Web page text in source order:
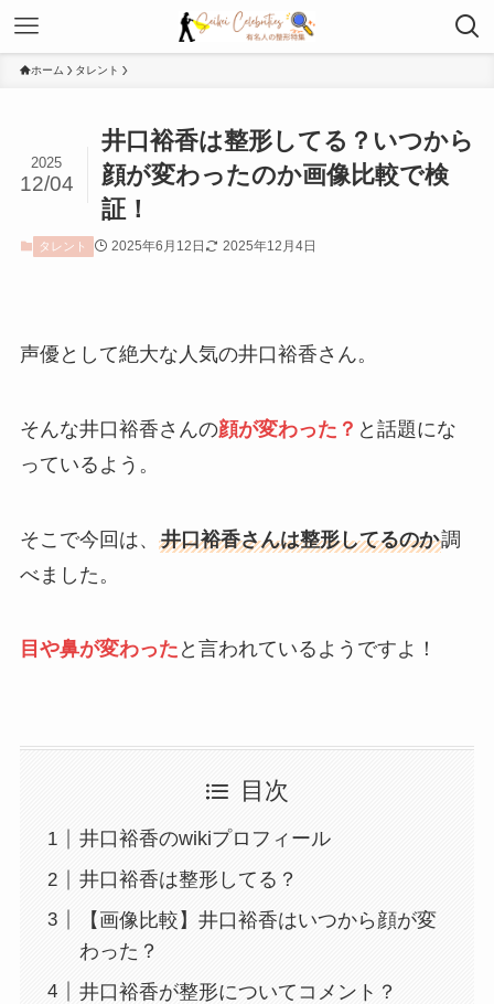
ホーム タレント
井口裕香は整形してる？いつから
顔が変わったのか画像比較で検
証！
2025
12/04
タレント 2025年6月12日 2025年12月4日
声優として絶大な人気の井口裕香さん。
そんな井口裕香さんの顔が変わった？ と話題にな
っているよう。
そこで今回は、 井口裕香さんは整形してるのか調
べました。
目や鼻が変わった と言われているようですよ！
目次
井口裕香のwikiプロフィール
井口裕香は整形してる？
【画像比較】井口裕香はいつから顔が変
わった？
井口裕香が整形についてコメント？